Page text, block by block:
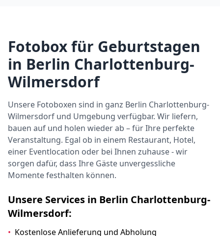
Fotobox für Geburtstagen
in Berlin Charlottenburg-
Wilmersdorf
Unsere Fotoboxen sind in ganz Berlin Charlottenburg-
Wilmersdorf und Umgebung verfügbar. Wir liefern,
bauen auf und holen wieder ab – für Ihre perfekte
Veranstaltung. Egal ob in einem Restaurant, Hotel,
einer Eventlocation oder bei Ihnen zuhause - wir
sorgen dafür, dass Ihre Gäste unvergessliche
Momente festhalten können.
Unsere Services in Berlin Charlottenburg-
Wilmersdorf:
• Kostenlose Anlieferung und Abholung